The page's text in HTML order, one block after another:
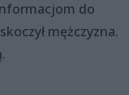
do
mężczyzna.